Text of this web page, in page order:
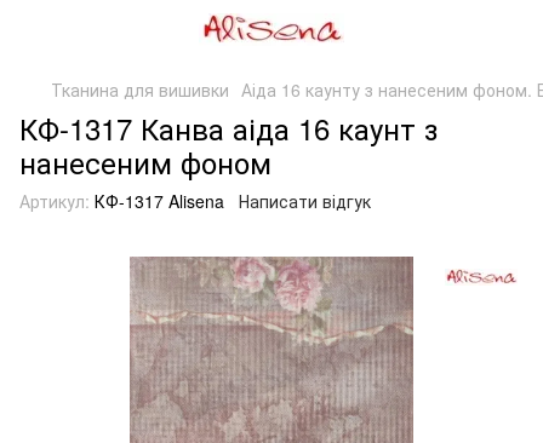
Тканина для вишивки Аіда 16 каунту з нанесеним фоном.
КФ-1317 Канва аіда 16 каунт з
нанесеним фоном
Артикул: КФ-1317 Alisena Написати відгук